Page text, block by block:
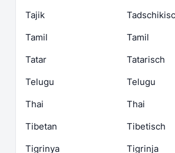
Tajik
Tamil
Tamil
Tatar
Tatarisch
Telugu
Telugu
Thai
Thai
Tibetan
Tibetisch
Tigrinya
Tigrinja